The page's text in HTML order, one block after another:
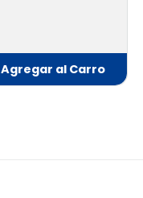
Agregar al Carro